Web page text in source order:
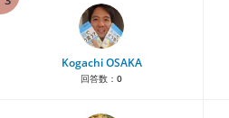
Kogachi OSAKA
回答数： 0